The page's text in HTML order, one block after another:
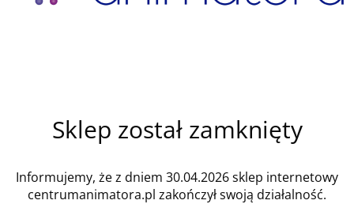
Sklep został zamknięty
Informujemy, że z dniem 30.04.2026 sklep internetowy
centrumanimatora.pl zakończył swoją działalność.